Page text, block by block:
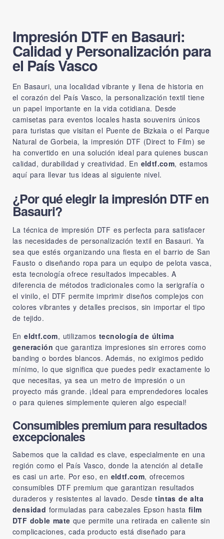
Impresión DTF en Basauri:
Calidad y Personalización para
el País Vasco
En Basauri, una localidad vibrante y llena de historia en
el corazón del País Vasco, la personalización textil tiene
un papel importante en la vida cotidiana. Desde
camisetas para eventos locales hasta souvenirs únicos
para turistas que visitan el Puente de Bizkaia o el Parque
Natural de Gorbeia, la impresión DTF (Direct to Film) se
ha convertido en una solución ideal para quienes buscan
calidad, durabilidad y creatividad. En eldtf.com, estamos
aquí para llevar tus ideas al siguiente nivel.
¿Por qué elegir la impresión DTF en
Basauri?
La técnica de impresión DTF es perfecta para satisfacer
las necesidades de personalización textil en Basauri. Ya
sea que estés organizando una fiesta en el barrio de San
Fausto o diseñando ropa para un equipo de pelota vasca,
esta tecnología ofrece resultados impecables. A
diferencia de métodos tradicionales como la serigrafía o
el vinilo, el DTF permite imprimir diseños complejos con
colores vibrantes y detalles precisos, sin importar el tipo
de tejido.
Eneldtf.com, utilizamostecnología de última
generación que garantiza impresiones sin errores como
banding o bordes blancos. Además, no exigimos pedido
mínimo, lo que significa que puedes pedir exactamente lo
que necesitas, ya sea un metro de impresión o un
proyecto más grande. ¡Ideal para emprendedores locales
o para quienes simplemente quieren algo especial!
Consumibles premium para resultados
excepcionales
Sabemos que la calidad es clave, especialmente en una
región como el País Vasco, donde la atención al detalle
es casi un arte. Por eso, en eldtf.com, ofrecemos
consumibles DTF premium que garantizan resultados
duraderos y resistentes al lavado. Desdetintas de alta
densidad formuladas para cabezales Epson hasta film
DTF doble mate que permite una retirada en caliente sin
complicaciones, cada producto está diseñado para